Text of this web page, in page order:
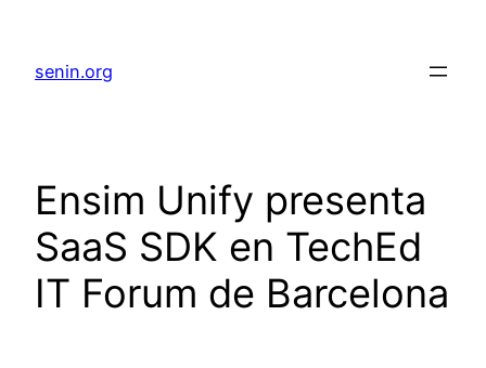
senin.org
Ensim Unify presenta
SaaS SDK en TechEd
IT Forum de Barcelona